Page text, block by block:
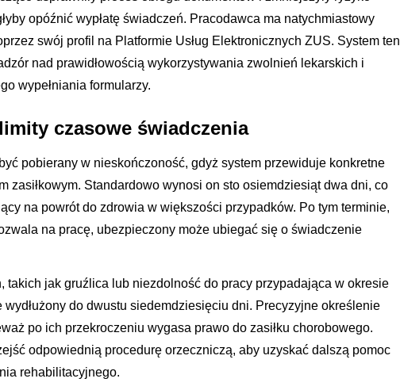
opóźnić wypłatę świadczeń. Pracodawca ma natychmiastowy
swój profil na Platformie Usług Elektronicznych ZUS. System ten
nad prawidłowością wykorzystywania zwolnień lekarskich i
wypełniania formularzy.
czasowe świadczenia
pobierany w nieskończoność, gdyż system przewiduje konkretne
zasiłkowym. Standardowo wynosi on sto osiemdziesiąt dwa dni, co
na powrót do zdrowia w większości przypadków. Po tym terminie,
na pracę, ubezpieczony może ubiegać się o świadczenie
takich jak gruźlica lub niezdolność do pracy przypadająca w okresie
wydłużony do dwustu siedemdziesięciu dni. Precyzyjne określenie
po ich przekroczeniu wygasa prawo do zasiłku chorobowego.
odpowiednią procedurę orzeczniczą, aby uzyskać dalszą pomoc
rehabilitacyjnego.